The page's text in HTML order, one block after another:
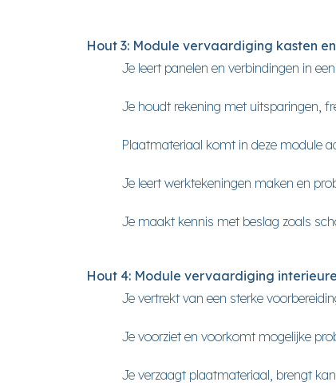
Hout 3: Module vervaardiging kasten
Je leert panelen en verbindingen in
Je houdt rekening met uitsparingen,
Plaatmateriaal komt in deze module
Je leert werktekeningen maken en
Je maakt kennis met beslag zoals
Hout 4: Module vervaardiging
Je vertrekt van een sterke
Je voorziet en voorkomt mogelijke
Je verzaagt plaatmateriaal, brengt